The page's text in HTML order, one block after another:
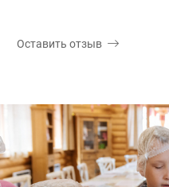
Оставить отзыв